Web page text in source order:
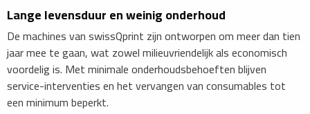
Lange levensduur en weinig onderhoud
De machines van swissQprint zijn ontworpen om meer dan tien
jaar mee te gaan, wat zowel milieuvriendelijk als economisch
voordelig is. Met minimale onderhoudsbehoeften blijven
service-interventies en het vervangen van consumables tot
een minimum beperkt.